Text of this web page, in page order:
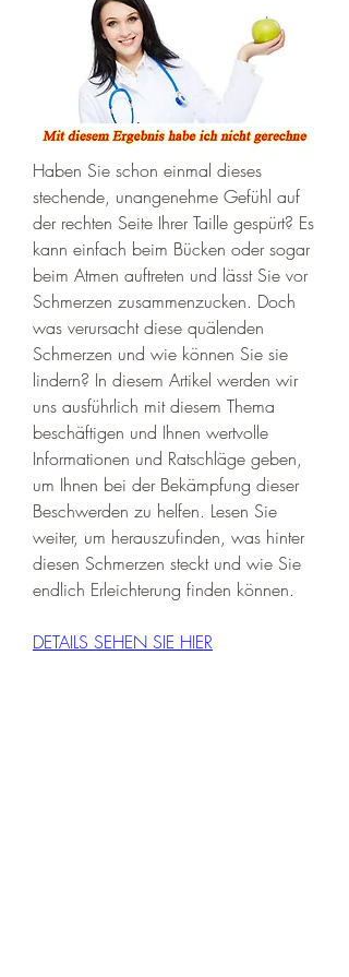
Haben Sie schon einmal dieses
stechende, unangenehme Gefühl auf
der rechten Seite Ihrer Taille gespürt? Es
kann einfach beim Bücken oder sogar
beim Atmen auftreten und lässt Sie vor
Schmerzen zusammenzucken. Doch
was verursacht diese quälenden
Schmerzen und wie können Sie sie
lindern? In diesem Artikel werden wir
uns ausführlich mit diesem Thema
beschäftigen und Ihnen wertvolle
Informationen und Ratschläge geben,
um Ihnen bei der Bekämpfung dieser
Beschwerden zu helfen. Lesen Sie
weiter, um herauszufinden, was hinter
diesen Schmerzen steckt und wie Sie
endlich Erleichterung finden können.
DETAILS SEHEN SIE HIER